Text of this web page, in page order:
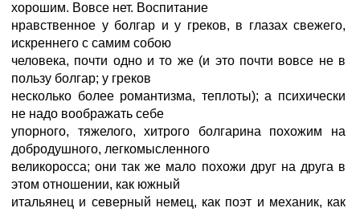
хорошим. Вовсе нет. Воспитание
нравственное у болгар и у греков, в глазах свежего,
искреннего с самим собою
человека, почти одно и то же (и это почти вовсе не в
пользу болгар; у греков
несколько более романтизма, теплоты); а психически
не надо воображать себе
упорного, тяжелого, хитрого болгарина похожим на
добродушного, легкомысленного
великоросса; они так же мало похожи друг на друга в
этом отношении, как южный
итальянец и северный немец, как поэт и механик, как